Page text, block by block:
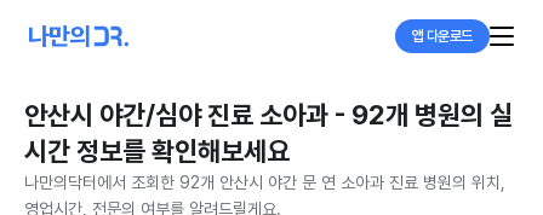
앱 다운로드
안산시 야간/심야 진료 소아과 - 92개 병원의 실
시간 정보를 확인해보세요
나만의닥터에서 조회한 92개 안산시 야간 문 연 소아과 진료 병원의 위치,
영업시간, 전문의 여부를 알려드릴게요.